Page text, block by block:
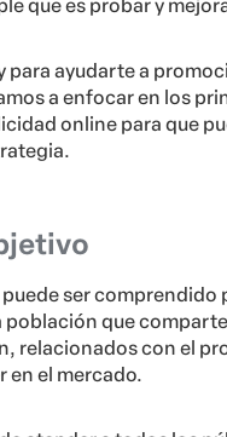
que es probar y
para ayudarte a
a enfocar en los
online para que
ser comprendido
población que
relacionados con el
en el mercado.